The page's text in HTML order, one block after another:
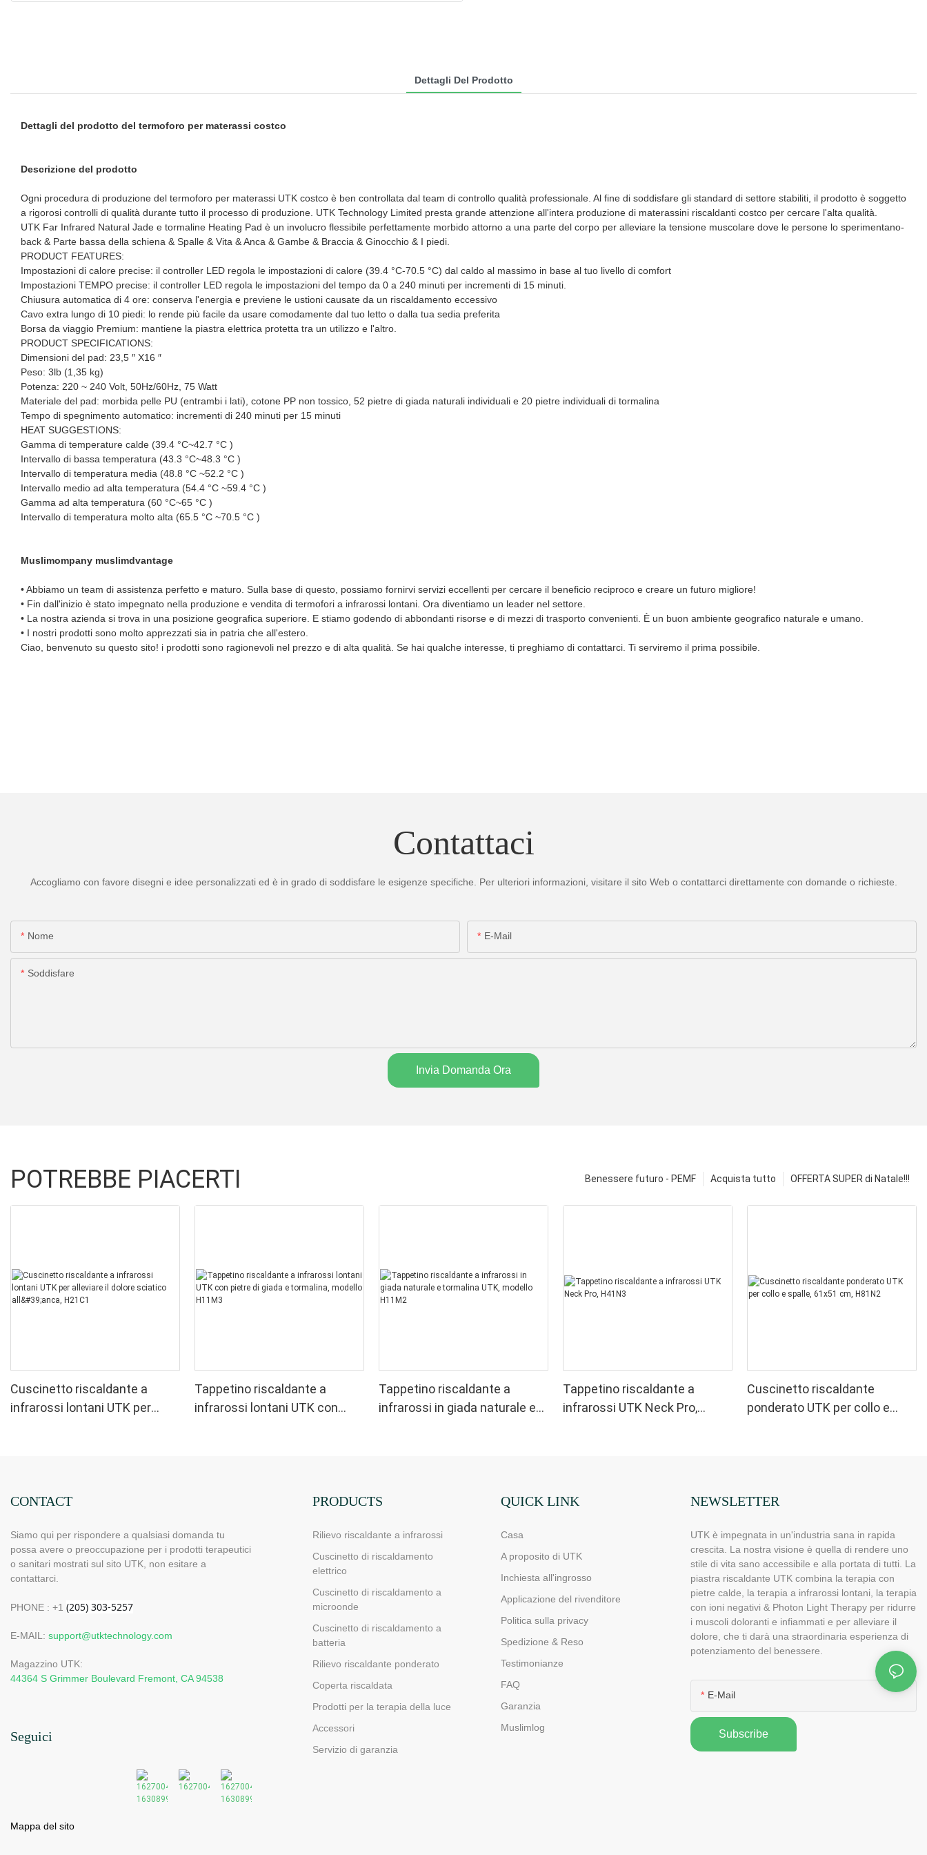
Dettagli Del Prodotto
Dettagli del prodotto del termoforo per materassi costco
Descrizione del prodotto
Ogni procedura di produzione del termoforo per materassi UTK costco è ben controllata dal team di controllo qualità professionale. Al fine di soddisfare gli standard di settore stabiliti, il prodotto è soggetto
a rigorosi controlli di qualità durante tutto il processo di produzione. UTK Technology Limited presta grande attenzione all'intera produzione di materassini riscaldanti costco per cercare l'alta qualità.
UTK Far Infrared Natural Jade e tormaline Heating Pad è un involucro flessibile perfettamente morbido attorno a una parte del corpo per alleviare la tensione muscolare dove le persone lo sperimentano-
back & Parte bassa della schiena & Spalle & Vita & Anca & Gambe & Braccia & Ginocchio & I piedi.
PRODUCT FEATURES:
Impostazioni di calore precise: il controller LED regola le impostazioni di calore (39.4 °C-70.5 °C) dal caldo al massimo in base al tuo livello di comfort
Impostazioni TEMPO precise: il controller LED regola le impostazioni del tempo da 0 a 240 minuti per incrementi di 15 minuti.
Chiusura automatica di 4 ore: conserva l'energia e previene le ustioni causate da un riscaldamento eccessivo
Cavo extra lungo di 10 piedi: lo rende più facile da usare comodamente dal tuo letto o dalla tua sedia preferita
Borsa da viaggio Premium: mantiene la piastra elettrica protetta tra un utilizzo e l'altro.
PRODUCT SPECIFICATIONS:
Dimensioni del pad: 23,5 ″ X16 ″
Peso: 3lb (1,35 kg)
Potenza: 220 ~ 240 Volt, 50Hz/60Hz, 75 Watt
Materiale del pad: morbida pelle PU (entrambi i lati), cotone PP non tossico, 52 pietre di giada naturali individuali e 20 pietre individuali di tormalina
Tempo di spegnimento automatico: incrementi di 240 minuti per 15 minuti
HEAT SUGGESTIONS:
Gamma di temperature calde (39.4 °C~42.7 °C )
Intervallo di bassa temperatura (43.3 °C~48.3 °C )
Intervallo di temperatura media (48.8 °C ~52.2 °C )
Intervallo medio ad alta temperatura (54.4 °C ~59.4 °C )
Gamma ad alta temperatura (60 °C~65 °C )
Intervallo di temperatura molto alta (65.5 °C ~70.5 °C )
Muslimompany muslimdvantage
• Abbiamo un team di assistenza perfetto e maturo. Sulla base di questo, possiamo fornirvi servizi eccellenti per cercare il beneficio reciproco e creare un futuro migliore!
• Fin dall'inizio è stato impegnato nella produzione e vendita di termofori a infrarossi lontani. Ora diventiamo un leader nel settore.
• La nostra azienda si trova in una posizione geografica superiore. E stiamo godendo di abbondanti risorse e di mezzi di trasporto convenienti. È un buon ambiente geografico naturale e umano.
• I nostri prodotti sono molto apprezzati sia in patria che all'estero.
Ciao, benvenuto su questo sito! i prodotti sono ragionevoli nel prezzo e di alta qualità. Se hai qualche interesse, ti preghiamo di contattarci. Ti serviremo il prima possibile.
Contattaci
Accogliamo con favore disegni e idee personalizzati ed è in grado di soddisfare le esigenze specifiche. Per ulteriori informazioni, visitare il sito Web o contattarci direttamente con domande o richieste.
Nome E-Mail
Soddisfare
Invia Domanda Ora
POTREBBE PIACERTI OFFERTA SUPER di Natale!!!
Acquista tutto
Benessere futuro - PEMF
Cuscinetto riscaldante a
infrarossi lontani UTK per
Tappetino riscaldante a
infrarossi lontani UTK con
Tappetino riscaldante a
infrarossi in giada naturale e
Tappetino riscaldante a
infrarossi UTK Neck Pro,
Cuscinetto riscaldante
ponderato UTK per collo e
CONTACT
Siamo qui per rispondere a qualsiasi domanda tu
possa avere o preoccupazione per i prodotti terapeutici
o sanitari mostrati sul sito UTK, non esitare a
contattarci.
PHONE : +1
E-MAIL: support@utktechnology.com
Magazzino UTK:
44364 S Grimmer Boulevard Fremont, CA 94538
Seguici
Mappa del sito
PRODUCTS
Rilievo riscaldante a infrarossi
Cuscinetto di riscaldamento
elettrico
Cuscinetto di riscaldamento a
microonde
Cuscinetto di riscaldamento a
batteria
Rilievo riscaldante ponderato
Coperta riscaldata
Prodotti per la terapia della luce
Accessori
Servizio di garanzia
QUICK LINK
Casa
A proposito di UTK
Inchiesta all'ingrosso
Applicazione del rivenditore
Politica sulla privacy
Spedizione & Reso
Testimonianze
FAQ
Garanzia
Muslimlog
NEWSLETTER
UTK è impegnata in un'industria sana in rapida
crescita. La nostra visione è quella di rendere uno
stile di vita sano accessibile e alla portata di tutti. La
piastra riscaldante UTK combina la terapia con
pietre calde, la terapia a infrarossi lontani, la terapia
con ioni negativi & Photon Light Therapy per ridurre
i muscoli doloranti e infiammati e per alleviare il
dolore, che ti darà una straordinaria esperienza di
potenziamento del benessere.
E-Mail
Subscribe